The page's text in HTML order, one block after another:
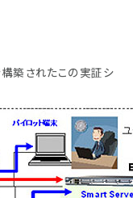
築されたこの実証シ